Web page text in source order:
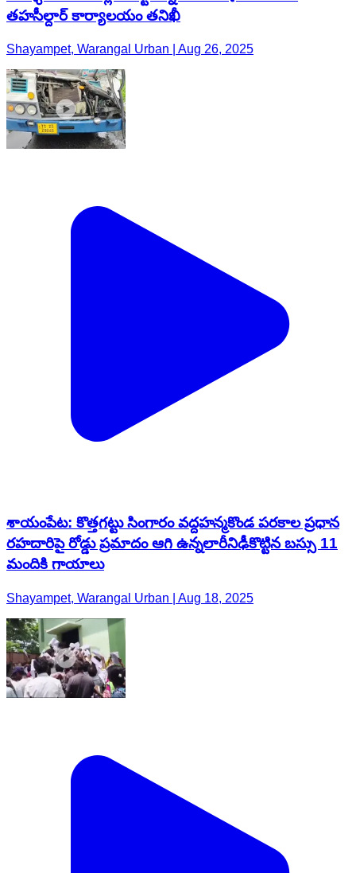
తహసీల్దార్ కార్యాలయం తనిఖీ
Shayampet, Warangal Urban | Aug 26, 2025
శాయంపేట: కొత్తగట్టు సింగారం వద్దహన్మకొండ పరకాల ప్రధాన
రహదారిపై రోడ్డు ప్రమాదం ఆగి ఉన్నలారీనిఢీకొట్టిన బస్సు 11
మందికి గాయాలు
Shayampet, Warangal Urban | Aug 18, 2025